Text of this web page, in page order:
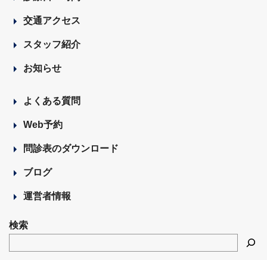
交通アクセス
スタッフ紹介
お知らせ
よくある質問
Web予約
問診表のダウンロード
ブログ
運営者情報
検索